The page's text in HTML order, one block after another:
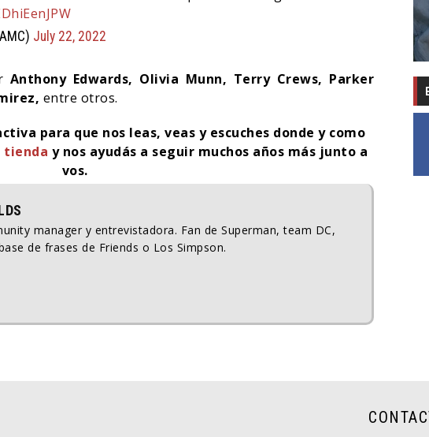
July 22, 2022
Anthony Edwards, Olivia Munn, Terry Crews, Parker
entre otros.
para que nos leas, veas y escuches donde y como
tienda y nos ayudás a seguir muchos años más junto a
vos.
manager y entrevistadora. Fan de Superman, team DC,
de frases de Friends o Los Simpson.
A SU VILLANO
06/08/2026